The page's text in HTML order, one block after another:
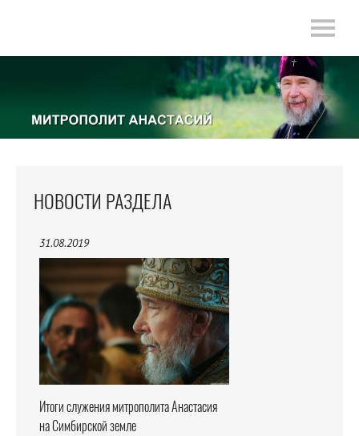
НОВОСТИ РАЗДЕЛА
31.08.2019
Итоги служения митрополита Анастасия
на Симбирской земле